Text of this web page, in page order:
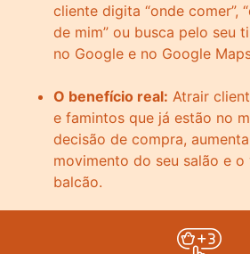
cliente digita “onde comer”,
de mim” ou busca pelo seu
no Google e no Google
O benefício real: Atrair
e famintos que já estão no
decisão de compra,
movimento do seu salão e o
balcão.